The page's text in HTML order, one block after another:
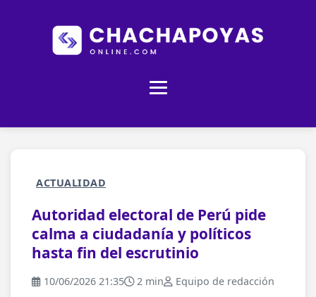
ACTUALIDAD
Autoridad electoral de Perú pide
calma a ciudadanía y políticos
hasta fin del escrutinio
10/06/2026 21:35 2 min Equipo de redacción